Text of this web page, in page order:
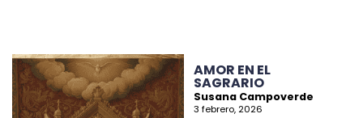
AMOR EN EL
SAGRARIO
Susana Campoverde
3 febrero, 2026